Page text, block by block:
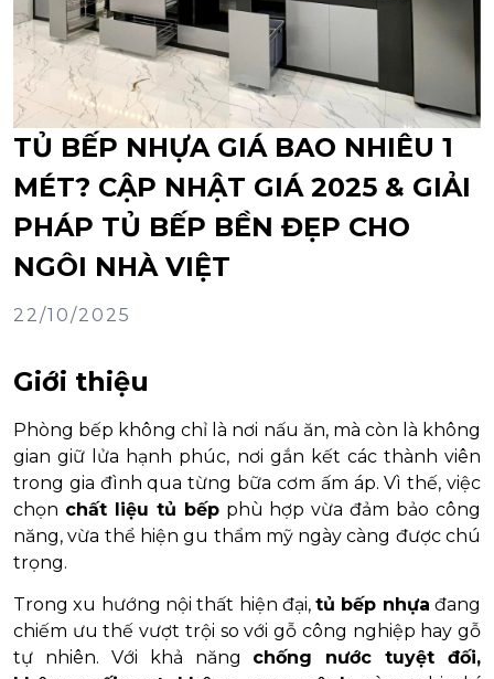
TỦ BẾP NHỰA GIÁ BAO NHIÊU 1
MÉT? CẬP NHẬT GIÁ 2025 & GIẢI
PHÁP TỦ BẾP BỀN ĐẸP CHO
NGÔI NHÀ VIỆT
22/10/2025
Giới thiệu
Phòng bếp không chỉ là nơi nấu ăn, mà còn là không
gian giữ lửa hạnh phúc, nơi gắn kết các thành viên
trong gia đình qua từng bữa cơm ấm áp. Vì thế, việc
chọn chất liệu tủ bếpphù hợp vừa đảm bảo công
năng, vừa thể hiện gu thẩm mỹ ngày càng được chú
trọng.
Trong xu hướng nội thất hiện đại,tủ bếp nhựa đang
chiếm ưu thế vượt trội so với gỗ công nghiệp hay gỗ
tự nhiên. Với khả năng chống nước tuyệt đối,